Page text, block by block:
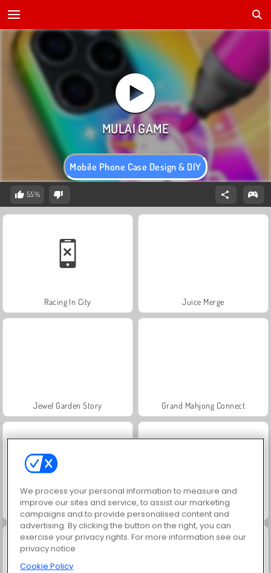
Mobile Phone Case Design & DIY
55%
Racing In City Juice Merge
Jewel Garden Story Grand Mahjong Connect
Fashion Princess - Dress Up for Girls Scala 40
We process your personal information to measure and
improve our sites and service, to assist our marketing
campaigns and to provide personalised content and
advertising. By clicking the button on the right, you can
exercise your privacy rights. For more information see our
privacy notice
Cookie Policy